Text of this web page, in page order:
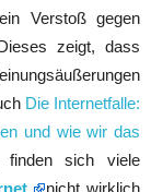
Verstoß gegen
zeigt, dass
Die Internetfalle:
und wie wir das
finden sich viele
nicht wirklich